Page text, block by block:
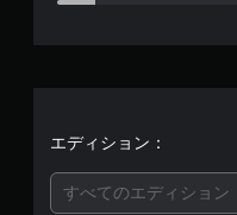
エディション：
すべてのエディション